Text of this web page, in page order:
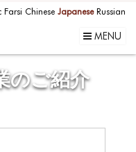
Farsi Chinese Japanese Russian
MENU
のご紹介